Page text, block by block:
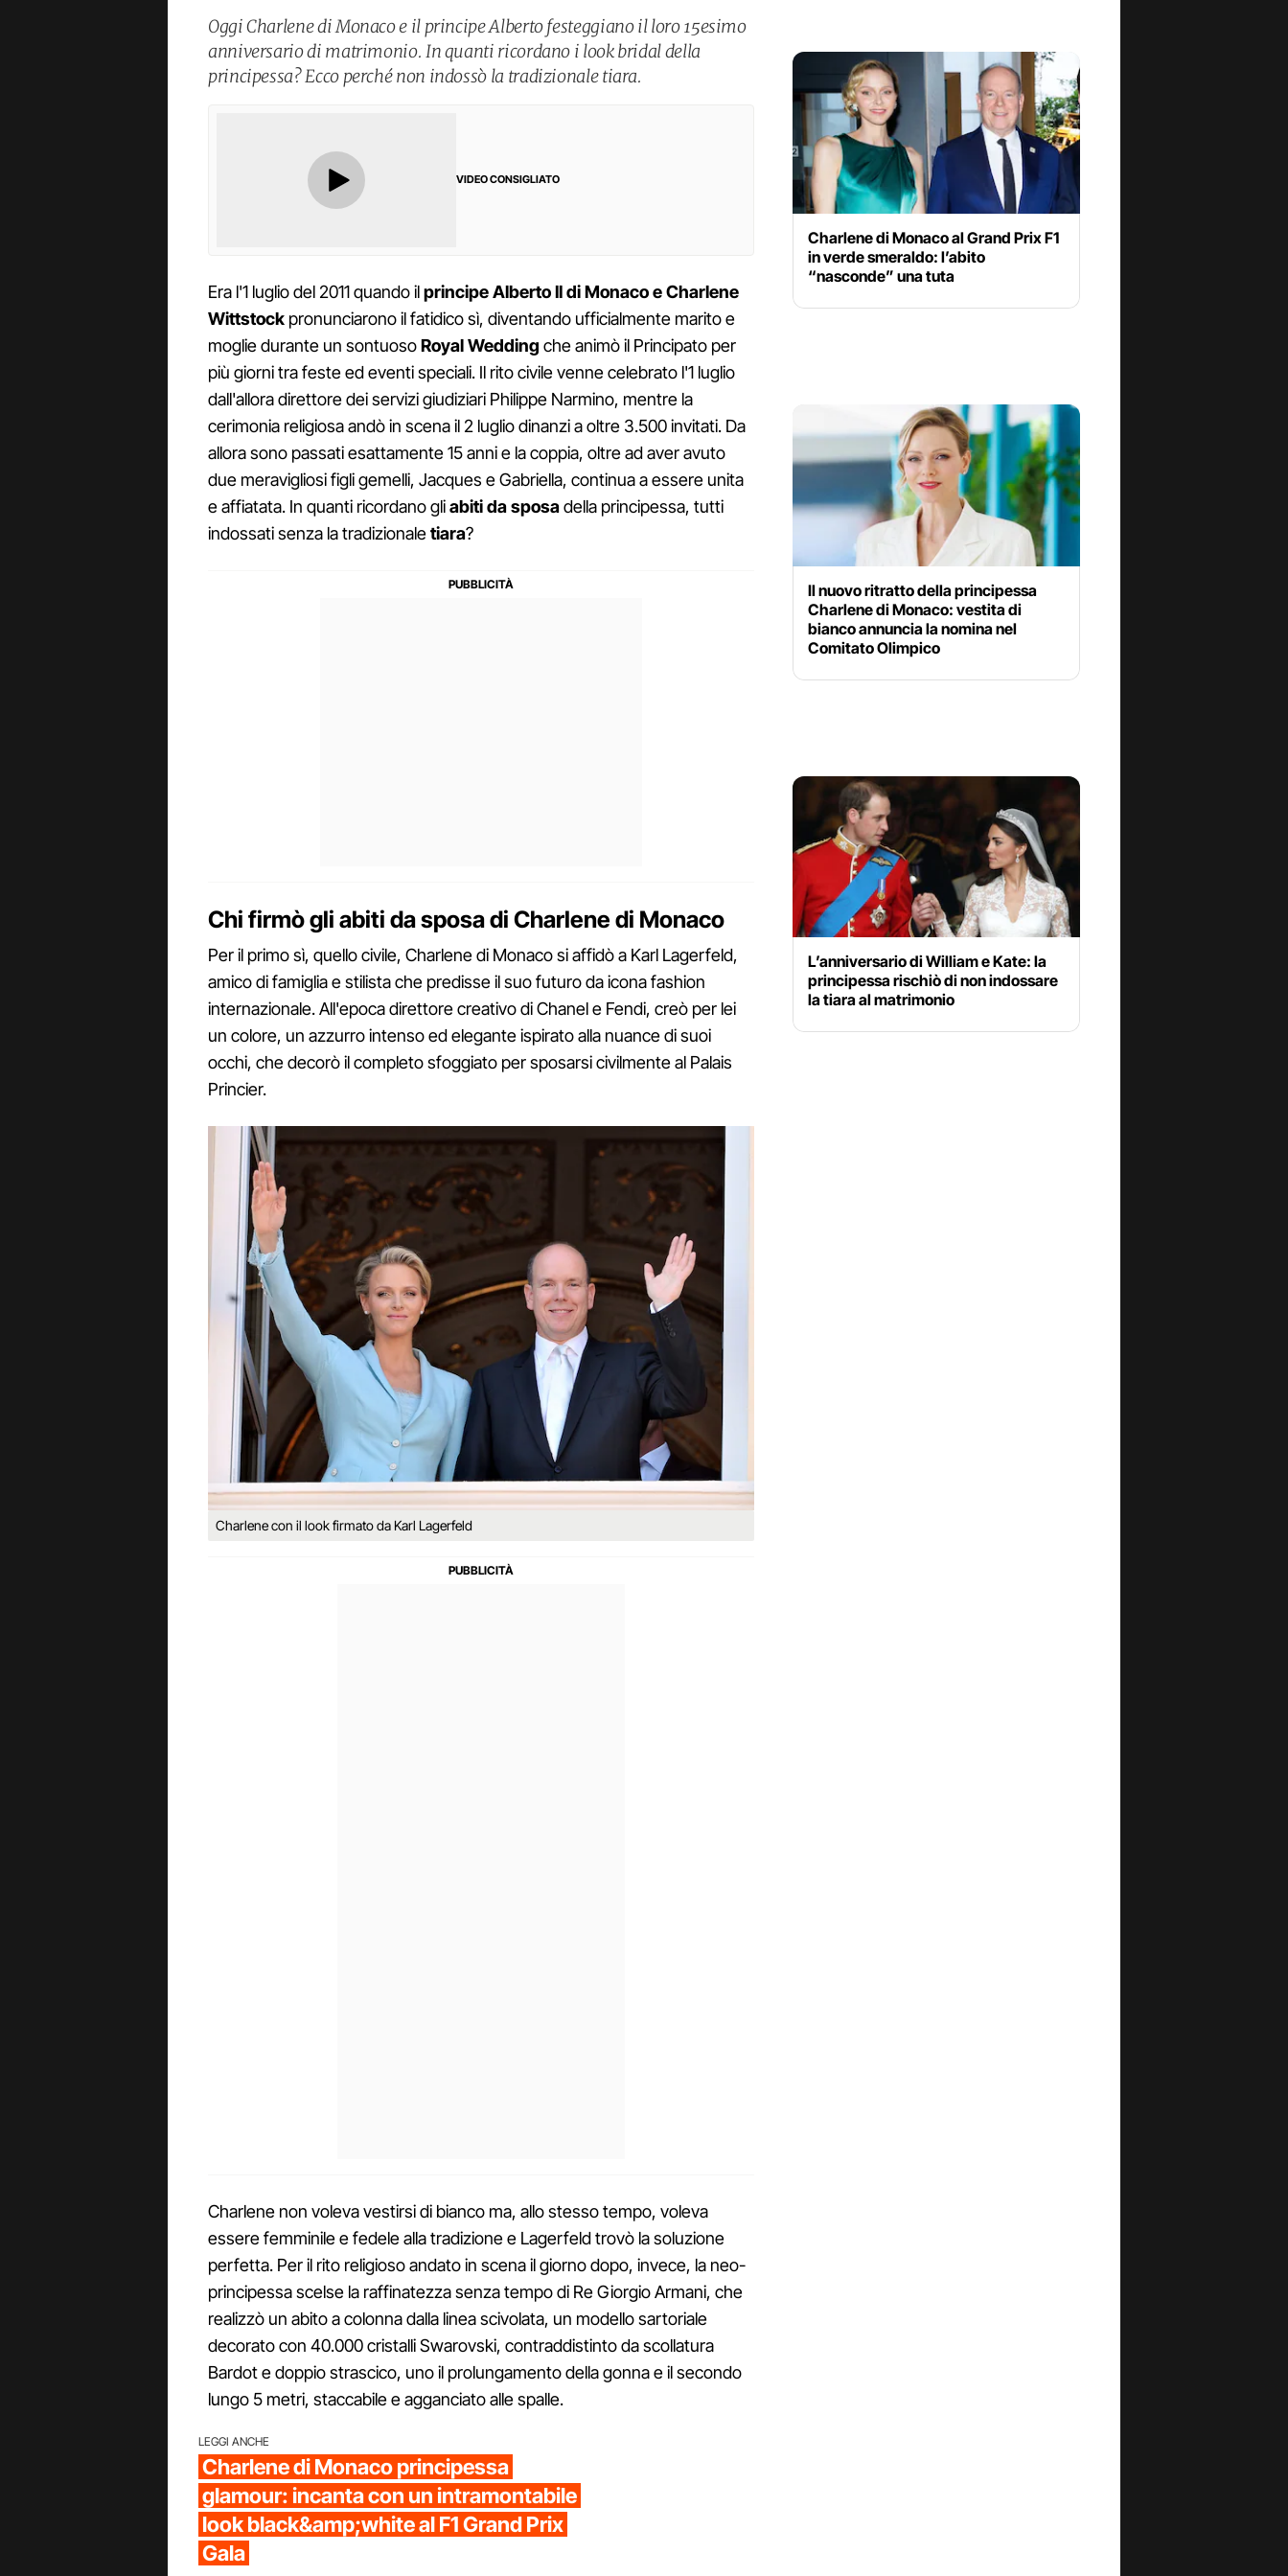
Oggi Charlene di Monaco e il principe Alberto festeggiano il loro 15esimo
anniversario di matrimonio. In quanti ricordano i look bridal della
principessa? Ecco perché non indossò la tradizionale tiara.
VIDEO CONSIGLIATO
Era l'1 luglio del 2011 quando ilprincipe Alberto II di Monaco e Charlene
Wittstock pronunciarono il fatidico sì, diventando ufficialmente marito e
moglie durante un sontuosoRoyal Wedding che animò il Principato per
più giorni tra feste ed eventi speciali. Il rito civile venne celebrato l'1 luglio
dall'allora direttore dei servizi giudiziari Philippe Narmino, mentre la
cerimonia religiosa andò in scena il 2 luglio dinanzi a oltre 3.500 invitati. Da
allora sono passati esattamente 15 anni e la coppia, oltre ad aver avuto
due meravigliosi figli gemelli, Jacques e Gabriella, continua a essere unita
e affiatata. In quanti ricordano gliabiti da sposadella principessa, tutti
indossati senza la tradizionaletiara?
Chi firmò gli abiti da sposa di Charlene di Monaco
Per il primo sì, quello civile, Charlene di Monaco si affidò a Karl Lagerfeld,
amico di famiglia e stilista che predisse il suo futuro da icona fashion
internazionale. All'epoca direttore creativo di Chanel e Fendi, creò per lei
un colore, un azzurro intenso ed elegante ispirato alla nuance di suoi
occhi, che decorò il completo sfoggiato per sposarsi civilmente al Palais
Princier.
Charlene con il look firmato da Karl Lagerfeld
Charlene non voleva vestirsi di bianco ma, allo stesso tempo, voleva
essere femminile e fedele alla tradizione e Lagerfeld trovò la soluzione
perfetta. Per il rito religioso andato in scena il giorno dopo, invece, la neo-
principessa scelse la raffinatezza senza tempo di Re Giorgio Armani, che
realizzò un abito a colonna dalla linea scivolata, un modello sartoriale
decorato con 40.000 cristalli Swarovski, contraddistinto da scollatura
Bardot e doppio strascico, uno il prolungamento della gonna e il secondo
lungo 5 metri, staccabile e agganciato alle spalle.
LEGGI ANCHE
Charlene di Monaco principessa
glamour: incanta con un intramontabile
look black&amp;white al F1 Grand Prix
Gala
Charlene di Monaco al Grand Prix F1
in verde smeraldo: l’abito
“nasconde” una tuta
Il nuovo ritratto della principessa
Charlene di Monaco: vestita di
bianco annuncia la nomina nel
Comitato Olimpico
L’anniversario di William e Kate: la
principessa rischiò di non indossare
la tiara al matrimonio